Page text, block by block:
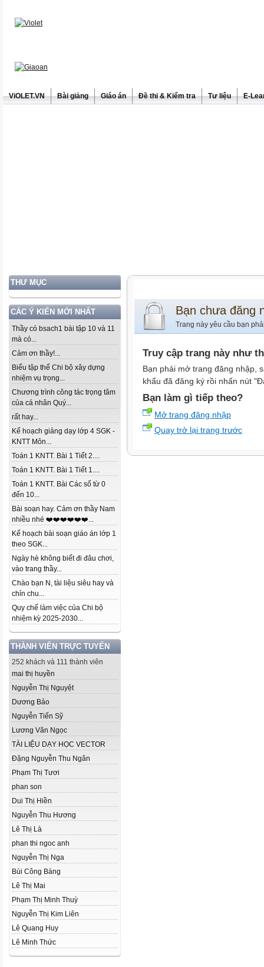
ViOLET.VN Bài giảng Giáo án Đề thi & Kiểm tra Tư liệu E-
THƯ MỤC
CÁC Ý KIẾN MỚI NHẤT
Thầy có bsach1 bài tập 10 và 11
mà có...
Cảm ơn thầy!...
Biểu tập thể Chi bộ xây dựng
nhiệm vụ trọng...
Chương trình công tác trọng tâm
của cá nhân Quý...
rất hay...
Kế hoạch giảng dạy lớp 4 SGK -
KNTT Môn...
Toán 1 KNTT. Bài 1 Tiết 2....
Toán 1 KNTT. Bài 1 Tiết 1....
Toán 1 KNTT. Bài Các số từ 0
đến 10...
Bài soạn hay. Cảm ơn thầy Nam
nhiều nhé ❤️❤️❤️❤️❤️❤️...
Kế hoạch bài soạn giáo án lớp 1
theo SGK...
Ngày hè không biết đi đâu chơi,
vào trang thầy...
Chào bạn N, tài liệu siêu hay và
chỉn chu...
Quy chế làm việc của Chi bộ
nhiệm kỳ 2025-2030...
THÀNH VIÊN TRỰC TUYẾN
252 khách và 111 thành viên
mai thị huyền
Nguyễn Thị Nguyệt
Dương Bảo
Nguyễn Tiến Sỹ
Lương Văn Ngọc
TÀI LIỆU DẠY HỌC VECTOR
Đặng Nguyễn Thu Ngân
Phạm Thị Tươi
phan son
Dui Thị Hiền
Nguyễn Thu Hương
Lê Thị Là
phan thi ngoc anh
Nguyễn Thị Nga
Bùi Công Bàng
Lê Thị Mai
Phạm Thị Minh Thuỳ
Nguyễn Thị Kim Liên
Lê Quang Huy
Lê Minh Thức
Bạn chưa đăng
Trang này yêu cầu bạn
Truy cập trang này như
Bạn phải mở trang đăng nhập,
khẩu đã đăng ký rồi nhấn nút
Bạn làm gì tiếp theo?
Mở trang đăng nhập
Quay trở lại trang trước